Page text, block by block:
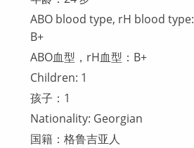
ABO blood type, rH blood type:
B+
ABO血型，rH血型：B+
Children: 1
孩子：1
Nationality: Georgian
国籍：格鲁吉亚人